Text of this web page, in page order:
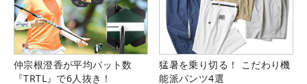
仲宗根澄香が平均パット数
『TRTL』で6人抜き！
猛暑を乗り切る！ こだわり機
能派パンツ4選